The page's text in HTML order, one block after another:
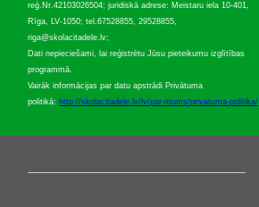
reģ.Nr.42103026504; juridiskā adrese: Meistaru iela 10-401,
Rīga, LV-1050; tel.67528855, 29528855,
riga@skolacitadele.lv;
Dati nepieciešami, lai reģistrētu Jūsu pieteikumu izglītības
programmā.
Vairāk informācijas par datu apstrādi Privātuma
politikā: http://skolacitadele.lv/lv/par-mums/privatuma-politika/